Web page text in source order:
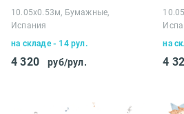
10.05х0.53м, Бумажные,
Испания
на складе - 14 рул.
4 320 руб/рул.
на
4